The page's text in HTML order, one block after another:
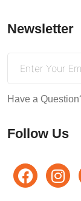
Newsletter
Have a
Follow Us